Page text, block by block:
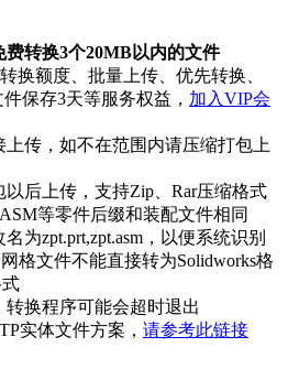
费转换3个20MB以内的文件
换额度、批量上传、优先转换、
保存3天等服务权益， 加入VIP会
传，如不在范围内请压缩打包上
后上传，支持Zip、Rar压缩格式
等零件后缀和装配文件相同
为zpt.prt,zpt.asm，以便系统识别
格文件不能直接转为Solidworks格
换程序可能会超时退出
实体文件方案， 请参考此链接